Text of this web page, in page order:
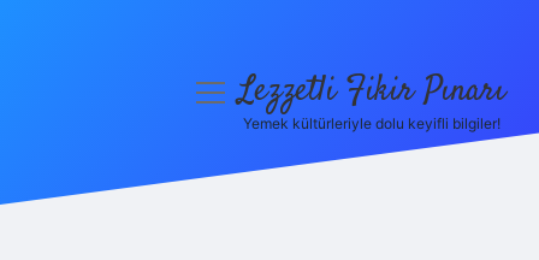
menüyüLezzetli Fikir Pınarı
Yemek kültürleriyle dolu keyifli bilgiler!